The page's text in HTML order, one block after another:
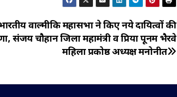
वाल्मीकि महासभा ने किए नये दायित्वों की
संजय चौहान जिला महामंत्री व प्रिया पूनम भैरवे
महिला प्रकोष्ठ अध्यक्ष मनोनीत